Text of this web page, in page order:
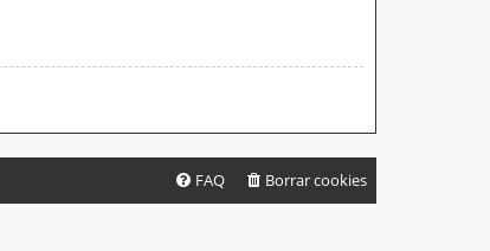
Borrar cookies
FAQ